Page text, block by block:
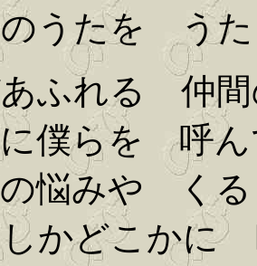
たを うた
あふれる 仲
らを 呼ん
みや くる
どこかに